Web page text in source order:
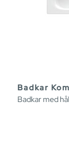
Badkar
Badkar med